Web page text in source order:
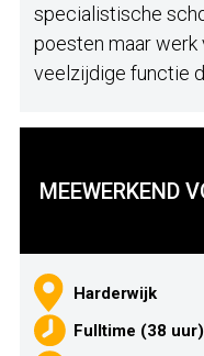
specialistische
poesten maar werk
veelzijdige functie
MEEWERKEND
Harderwijk
Fulltime (38 uur)